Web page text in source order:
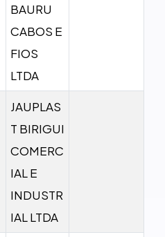
BAURU
CABOS E
FIOS
LTDA
JAUPLAS
T BIRIGUI
COMERC
IAL E
INDUSTR
IAL LTDA